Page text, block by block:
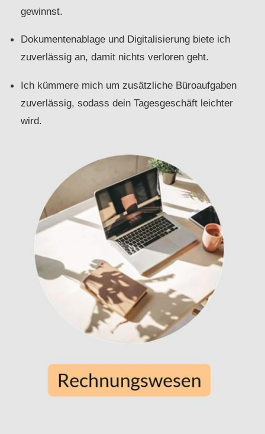
gewinnst.
Dokumentenablage und Digitalisierung biete ich
zuverlässig an, damit nichts verloren geht.
Ich kümmere mich um zusätzliche Büroaufgaben
zuverlässig, sodass dein Tagesgeschäft leichter
wird.